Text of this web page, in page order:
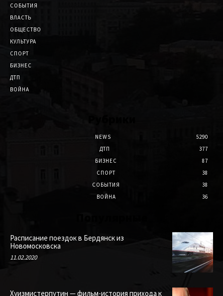
СОБЫТИЯ
ВЛАСТЬ
ОБЩЕСТВО
КУЛЬТУРА
СПОРТ
БИЗНЕС
ДТП
ВОЙНА
NEWS
5290
ДТП
377
БИЗНЕС
87
СПОРТ
38
СОБЫТИЯ
38
ВОЙНА
36
Расписание поездок в Бердянск из
Новомосковска
11.02.2020
Хуизмистерпутин — фильм-история прихода к